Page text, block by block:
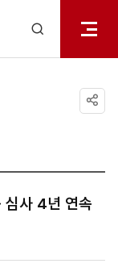
열기
심사 4년 연속